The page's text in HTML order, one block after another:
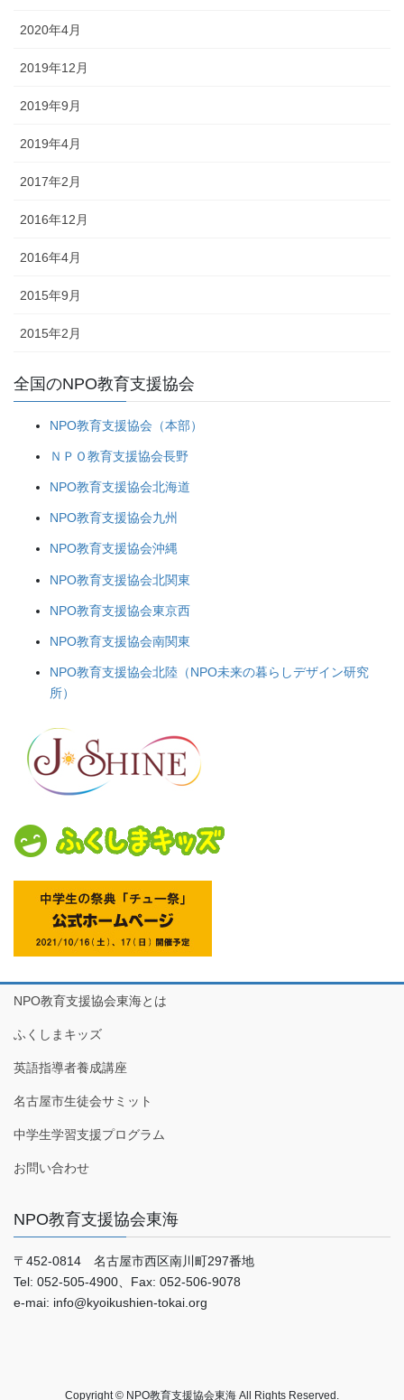
2020年4月
2019年12月
2019年9月
2019年4月
2017年2月
2016年12月
2016年4月
2015年9月
2015年2月
全国のNPO教育支援協会
NPO教育支援協会（本部）
ＮＰＯ教育支援協会長野
NPO教育支援協会北海道
NPO教育支援協会九州
NPO教育支援協会沖縄
NPO教育支援協会北関東
NPO教育支援協会東京西
NPO教育支援協会南関東
NPO教育支援協会北陸（NPO未来の暮らしデザイン研究
所）
NPO教育支援協会東海とは
ふくしまキッズ
英語指導者養成講座
名古屋市生徒会サミット
中学生学習支援プログラム
お問い合わせ
NPO教育支援協会東海
〒452-0814 名古屋市西区南川町297番地
Tel: 052-505-4900、Fax: 052-506-9078
e-mai: info@kyoikushien-tokai.org
Copyright © NPO教育支援協会東海 All Rights Reserved.